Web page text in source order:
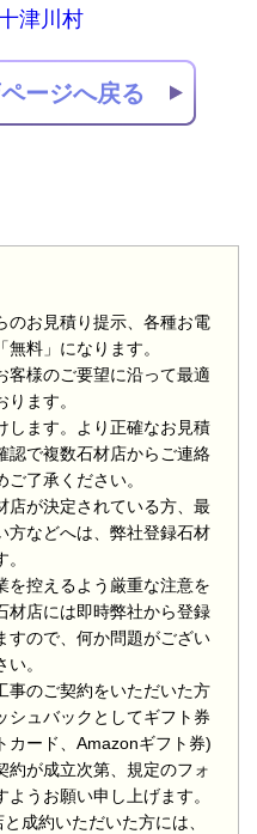
津川村
ージへ戻る
お見積り提示、各種お電
料」になります。
様のご要望に沿って最適
ます。
ます。より正確なお見積
認で複数石材店からご連絡
了承ください。
が決定されている方、最
方などへは、弊社登録石材
控えるよう厳重な注意を
材店には即時弊社から登録
すので、何か問題がござい
。
のご契約をいただいた方
シュバックとしてギフト券
カード、Amazonギフト券)
約が成立次第、規定のフォ
うお願い申し上げます。
成約いただいた方には、